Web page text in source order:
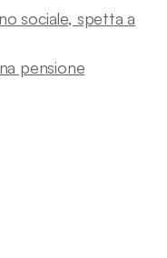
sociale, spetta a
pensione